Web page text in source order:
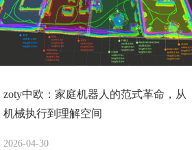
zoty中欧：家庭机器人的范式革命，从
机械执行到理解空间
2026-04-30